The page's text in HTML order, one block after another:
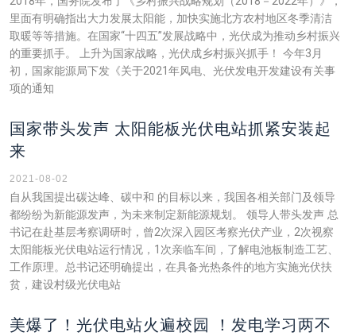
里面有明确指出大力发展太阳能，加快实施北方农村地区冬季清洁
取暖等等措施。在国家“十四五”发展战略中，光伏成为推动乡村振兴
的重要抓手。 上升为国家战略，光伏成乡村振兴抓手！ 今年3月
初，国家能源局下发《关于2021年风电、光伏发电开发建设有关事
项的通知
国家带头发声 太阳能板光伏电站抓紧安装起
来
2021-08-02
自从我国提出碳达峰、碳中和 的目标以来，我国各相关部门及领导
都纷纷为新能源发声，为未来制定新能源规划。 领导人带头发声 总
书记在赴基层考察调研时，曾2次深入园区考察光伏产业，2次视察
太阳能板光伏电站运行情况，1次亲临车间，了解电池板制造工艺、
工作原理。总书记还明确提出，在具备光热条件的地方实施光伏扶
贫，建设村级光伏电站
美爆了！光伏电站火遍校园 ！发电学习两不